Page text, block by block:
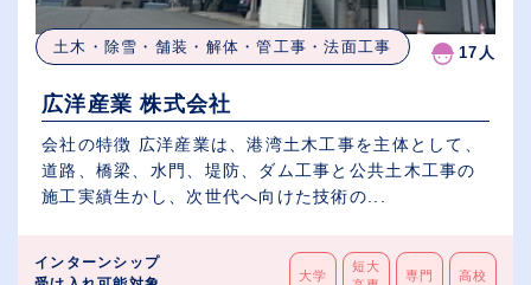
土木・除雪・舗装・解体・管工事・法面工事 17人
広洋産業 株式会社
会社の特徴 広洋産業は、港湾土木工事を主体として、
道路、橋梁、水門、堤防、ダム工事と公共土木工事の
施工実績生かし、次世代へ向けた技術の...
インターンシップ
大学
短大
専門 高校